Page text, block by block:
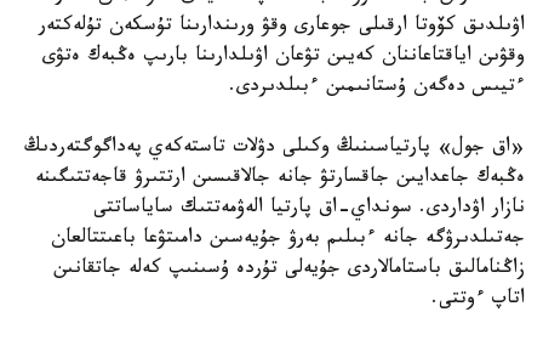
اۋىلدىق كۆوتا ارقىلى جوعارى وقۋ ورىندارىنا تۇسكەن تۇلەكتەر
وقۋىن اياقتاعاننان كەيىن تۋعان اۋىلدارىنا بارىپ ەڭبەك ەتۋى
ءتيىس دەگەن ۇستانىمىن ءبىلدىردى.
«اق جول» پارتياسىنىڭ وكىلى دۋلات تاستەكەي پەداگوگتەردىڭ
ەڭبەك جاعدايىن جاقسارتۋ جانە جالاقىسىن ارتتىرۋ قاجەتتىگىنە
نازار اۋداردى. سونداي-اق پارتيا الەۋمەتتىك ساياساتتى
جەتىلدىرۋگە جانە ءبىلىم بەرۋ جۇيەسىن دامىتۋعا باعىتتالعان
زاڭنامالىق باستامالاردى جۇيەلى تۇردە ۇسىنىپ كەلە جاتقانىن
اتاپ ءوتتى.